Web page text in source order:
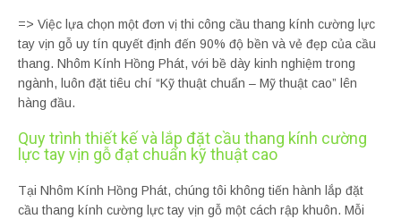
=> Việc lựa chọn một đơn vị thi công cầu thang kính cường lực
tay vịn gỗ uy tín quyết định đến 90% độ bền và vẻ đẹp của cầu
thang. Nhôm Kính Hồng Phát, với bề dày kinh nghiệm trong
ngành, luôn đặt tiêu chí “Kỹ thuật chuẩn – Mỹ thuật cao” lên
hàng đầu.
Quy trình thiết kế và lắp đặt cầu thang kính cường
lực tay vịn gỗ đạt chuẩn kỹ thuật cao
Tại Nhôm Kính Hồng Phát, chúng tôi không tiến hành lắp đặt
cầu thang kính cường lực tay vịn gỗ một cách rập khuôn. Mỗi